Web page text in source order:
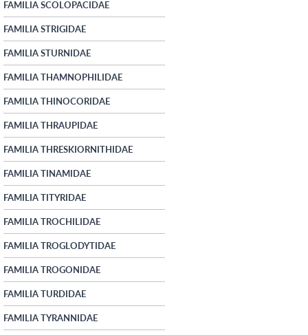
FAMILIA SCOLOPACIDAE
FAMILIA STRIGIDAE
FAMILIA STURNIDAE
FAMILIA THAMNOPHILIDAE
FAMILIA THINOCORIDAE
FAMILIA THRAUPIDAE
FAMILIA THRESKIORNITHIDAE
FAMILIA TINAMIDAE
FAMILIA TITYRIDAE
FAMILIA TROCHILIDAE
FAMILIA TROGLODYTIDAE
FAMILIA TROGONIDAE
FAMILIA TURDIDAE
FAMILIA TYRANNIDAE